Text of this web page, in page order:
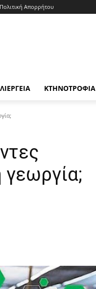
Πολιτική Απορρήτου
ΚΤΗΝΟΤΡΟΦΙΑ
γεωργία;